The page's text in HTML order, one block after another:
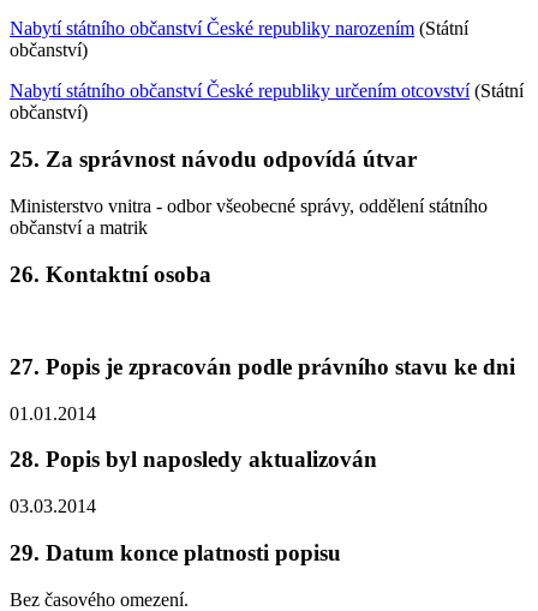
Nabytí státního občanství České republiky narozením (Státní
občanství)
Nabytí státního občanství České republiky určením otcovství(Státní
občanství)
25. Za správnost návodu odpovídá útvar
Ministerstvo vnitra - odbor všeobecné správy, oddělení státního
občanství a matrik
26. Kontaktní osoba
27. Popis je zpracován podle právního stavu ke dni
01.01.2014
28. Popis byl naposledy aktualizován
03.03.2014
29. Datum konce platnosti popisu
Bez časového omezení.